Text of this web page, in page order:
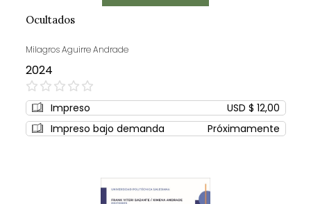
Ocultados
Milagros Aguirre Andrade
2024
0%
Impreso
USD $ 12,00
Impreso bajo demanda
Próximamente